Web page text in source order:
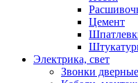
Цемент
Электрика, свет
Звонки дверные